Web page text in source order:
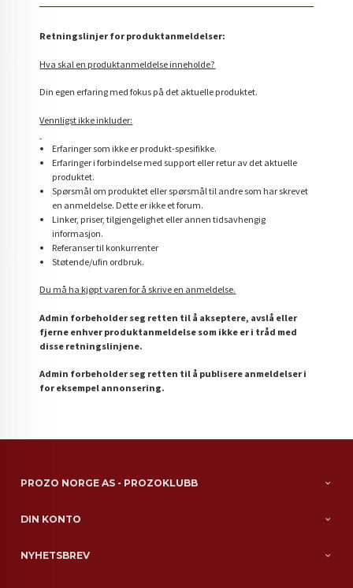
Retningslinjer for produktanmeldelser:
Hva skal en produktanmeldelse inneholde?
Din egen erfaring med fokus på det aktuelle produktet.
Vennligst ikke inkluder:
Erfaringer som ikke er produkt-spesifikke.
Erfaringer i forbindelse med support eller retur av det aktuelle
produktet.
Spørsmål om produktet eller spørsmål til andre som har skrevet
en anmeldelse. Dette er ikke et forum.
Linker, priser, tilgjengelighet eller annen tidsavhengig
informasjon.
Referanser til konkurrenter
Støtende/ufin ordbruk.
Du må ha kjøpt varen for å skrive en anmeldelse.
Admin forbeholder seg retten til å akseptere, avslå eller
fjerne enhver produktanmeldelse som ikke er i tråd med
disse retningslinjene.
Admin forbeholder seg retten til å publisere anmeldelser i
for eksempel annonsering.
PROZO NORGE AS - PROZOKLUBB
DIN KONTO
NYHETSBREV